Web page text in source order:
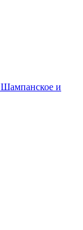
Шампанское и